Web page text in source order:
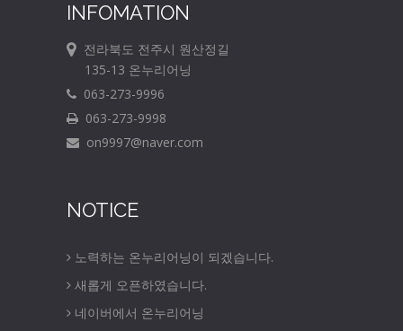
INFOMATION
전라북도 전주시 원산정길
135-13 온누리어닝
063-273-9996
063-273-9998
on9997@naver.com
NOTICE
노력하는 온누리어닝이 되겠습니다.
새롭게 오픈하였습니다.
네이버에서 온누리어닝